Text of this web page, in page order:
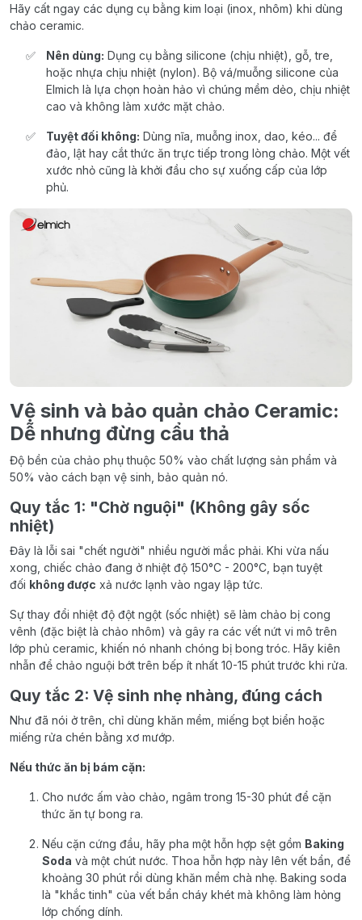
Hãy cất ngay các dụng cụ bằng kim loại (inox, nhôm) khi dùng
chảo ceramic.
Nên dùng: Dụng cụ bằng silicone (chịu nhiệt), gỗ, tre,
hoặc nhựa chịu nhiệt (nylon). Bộ vá/muỗng silicone của
Elmich là lựa chọn hoàn hảo vì chúng mềm dẻo, chịu nhiệt
cao và không làm xước mặt chảo.
Tuyệt đối không: Dùng nĩa, muỗng inox, dao, kéo... để
đảo, lật hay cắt thức ăn trực tiếp trong lòng chảo. Một vết
xước nhỏ cũng là khởi đầu cho sự xuống cấp của lớp
phủ.
Vệ sinh và bảo quản chảo Ceramic:
Dễ nhưng đừng cẩu thả
Độ bền của chảo phụ thuộc 50% vào chất lượng sản phẩm và
50% vào cách bạn vệ sinh, bảo quản nó.
Quy tắc 1: "Chờ nguội" (Không gây sốc
nhiệt)
Đây là lỗi sai "chết người" nhiều người mắc phải. Khi vừa nấu
xong, chiếc chảo đang ở nhiệt độ 150°C - 200°C, bạn tuyệt
đối không được xả nước lạnh vào ngay lập tức.
Sự thay đổi nhiệt độ đột ngột (sốc nhiệt) sẽ làm chảo bị cong
vênh (đặc biệt là chảo nhôm) và gây ra các vết nứt vi mô trên
lớp phủ ceramic, khiến nó nhanh chóng bị bong tróc. Hãy kiên
nhẫn để chảo nguội bớt trên bếp ít nhất 10-15 phút trước khi rửa.
Quy tắc 2: Vệ sinh nhẹ nhàng, đúng cách
Như đã nói ở trên, chỉ dùng khăn mềm, miếng bọt biển hoặc
miếng rửa chén bằng xơ mướp.
Nếu thức ăn bị bám cặn:
Cho nước ấm vào chảo, ngâm trong 15-30 phút để cặn
thức ăn tự bong ra.
Nếu cặn cứng đầu, hãy pha một hỗn hợp sệt gồm Baking
Soda và một chút nước. Thoa hỗn hợp này lên vết bẩn, để
khoảng 30 phút rồi dùng khăn mềm chà nhẹ. Baking soda
là "khắc tinh" của vết bẩn cháy khét mà không làm hỏng
lớp chống dính.